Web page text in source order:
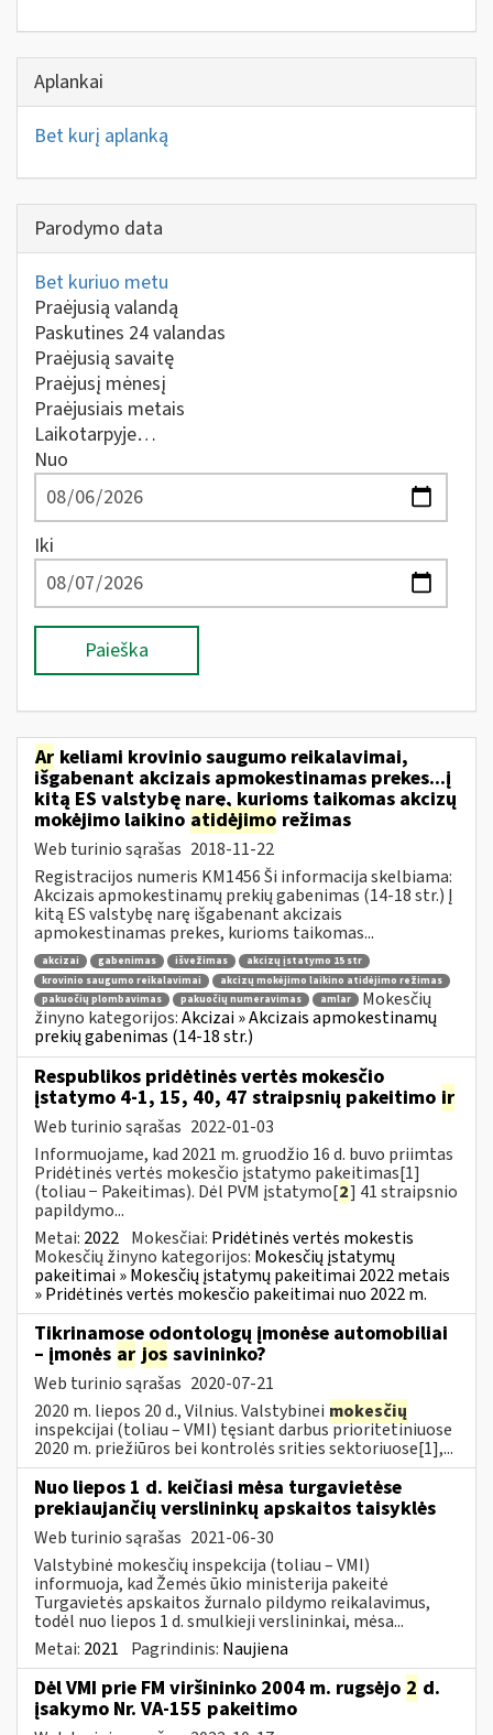
Aplankai
Bet kurį aplanką
Parodymo data
Bet kuriuo metu
Praėjusią valandą
Paskutines 24 valandas
Praėjusią savaitę
Praėjusį mėnesį
Praėjusiais metais
Laikotarpyje…
Nuo
Iki
Paieška
Ar keliami krovinio saugumo reikalavimai,
išgabenant akcizais apmokestinamas prekes...į
kitą ES valstybę narę, kurioms taikomas akcizų
mokėjimo laikino atidėjimo režimas
Web turinio sąrašas 2018-11-22
Registracijos numeris KM1456 Ši informacija skelbiama:
Akcizais apmokestinamų prekių gabenimas (14-18 str.) Į
kitą ES valstybę narę išgabenant akcizais
apmokestinamas prekes, kurioms taikomas...
akcizai gabenimas išvežimas
akcizų įstatymo 15 str
krovinio saugumo reikalavimai
akcizų mokėjimo laikino atidėjimo režimas
pakuočių plombavimas
pakuočių numeravimas amlar
Mokesčių
žinyno kategorijos:Akcizai » Akcizais apmokestinamų
prekių gabenimas (14-18 str.)
Respublikos pridėtinės vertės mokesčio
įstatymo 4-1, 15, 40, 47 straipsnių pakeitimo ir
Web turinio sąrašas 2022-01-03
Informuojame, kad 2021 m. gruodžio 16 d. buvo priimtas
Pridėtinės vertės mokesčio įstatymo pakeitimas[1]
(toliau − Pakeitimas). Dėl PVM įstatymo[2] 41 straipsnio
papildymo...
Metai: 2022 Mokesčiai: Pridėtinės vertės mokestis
Mokesčių žinyno kategorijos: Mokesčių įstatymų
pakeitimai » Mokesčių įstatymų pakeitimai 2022 metais
» Pridėtinės vertės mokesčio pakeitimai nuo 2022 m.
Tikrinamose odontologų įmonėse automobiliai
– įmonės ar jos savininko?
Web turinio sąrašas 2020-07-21
2020 m. liepos 20 d., Vilnius. Valstybinei mokesčių
inspekcijai (toliau – VMI) tęsiant darbus prioritetiniuose
2020 m. priežiūros bei kontrolės srities sektoriuose[1],...
Nuo liepos 1 d. keičiasi mėsa turgavietėse
prekiaujančių verslininkų apskaitos taisyklės
Web turinio sąrašas 2021-06-30
Valstybinė mokesčių inspekcija (toliau – VMI)
informuoja, kad Žemės ūkio ministerija pakeitė
Turgavietės apskaitos žurnalo pildymo reikalavimus,
todėl nuo liepos 1 d. smulkieji verslininkai, mėsa...
Metai: 2021 Pagrindinis: Naujiena
Dėl VMI prie FM viršininko 2004 m. rugsėjo 2 d.
įsakymo Nr. VA-155 pakeitimo